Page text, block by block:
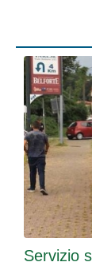
Servizio